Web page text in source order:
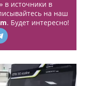
в источники в
на наш
. Будет интересно!